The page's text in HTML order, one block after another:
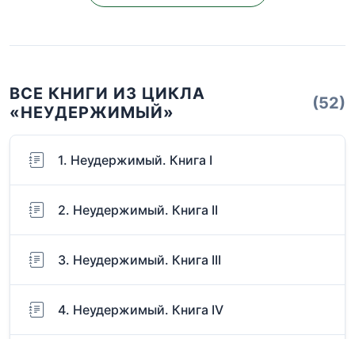
ВСЕ КНИГИ ИЗ ЦИКЛА
«НЕУДЕРЖИМЫЙ»
(52)
1. Неудержимый. Книга I
2. Неудержимый. Книга II
3. Неудержимый. Книга III
4. Неудержимый. Книга IV